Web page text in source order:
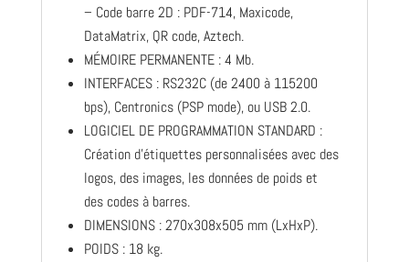
– Code barre 2D : PDF-714, Maxicode,
DataMatrix, QR code, Aztech.
MÉMOIRE PERMANENTE : 4 Mb.
INTERFACES : RS232C (de 2400 à 115200
bps), Centronics (PSP mode), ou USB 2.0.
LOGICIEL DE PROGRAMMATION STANDARD :
Création d’étiquettes personnalisées avec des
logos, des images, les données de poids et
des codes à barres.
DIMENSIONS : 270x308x505 mm (LxHxP).
POIDS : 18 kg.